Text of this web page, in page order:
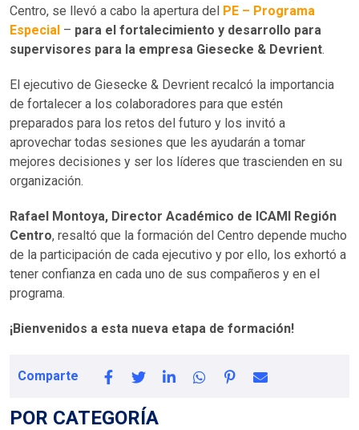
Centro, se llevó a cabo la apertura del PE – Programa
Especial – para el fortalecimiento y desarrollo para
supervisores para la empresa Giesecke & Devrient.
El ejecutivo de Giesecke & Devrient recalcó la importancia
de fortalecer a los colaboradores para que estén
preparados para los retos del futuro y los invitó a
aprovechar todas sesiones que les ayudarán a tomar
mejores decisiones y ser los líderes que trascienden en su
organización.
Rafael Montoya, Director Académico de ICAMI Región
Centro, resaltó que la formación del Centro depende mucho
de la participación de cada ejecutivo y por ello, los exhortó a
tener confianza en cada uno de sus compañeros y en el
programa.
¡Bienvenidos a esta nueva etapa de formación!
Comparte
POR CATEGORÍA